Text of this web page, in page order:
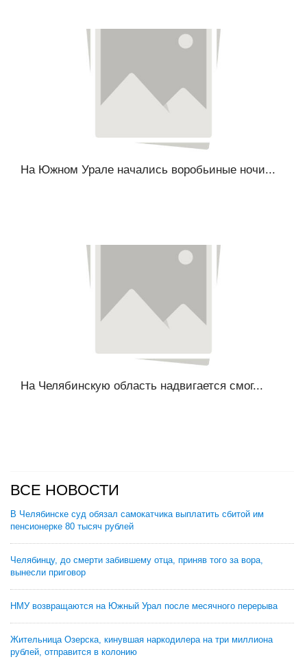
На Южном Урале начались воробьиные ночи...
На Челябинскую область надвигается смог...
ВСЕ НОВОСТИ
В Челябинске суд обязал самокатчика выплатить сбитой им
пенсионерке 80 тысяч рублей
Челябинцу, до смерти забившему отца, приняв того за вора,
вынесли приговор
НМУ возвращаются на Южный Урал после месячного перерыва
Жительница Озерска, кинувшая наркодилера на три миллиона
рублей, отправится в колонию